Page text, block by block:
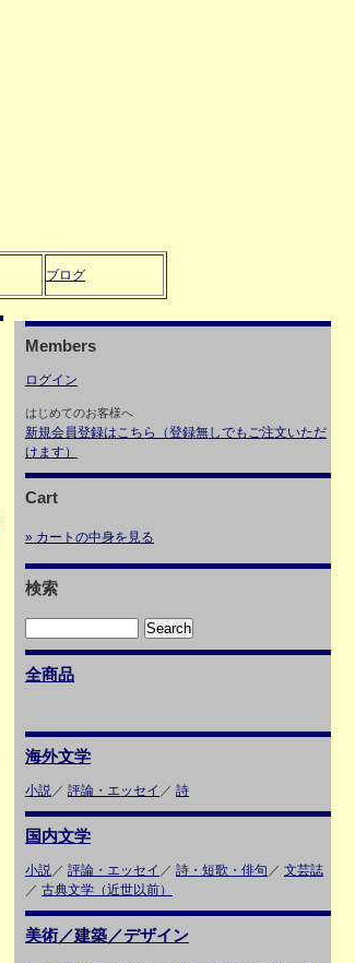
ブログ
Members
ログイン
はじめてのお客様へ
新規会員登録はこちら（登録無しでもご注文いただ
けます）
Cart
» カートの中身を見る
検索
全商品
海外文学
小説／ 評論・エッセイ ／ 詩
国内文学
小説／ 評論・エッセイ ／ 詩・短歌・俳句 ／ 文芸誌
／ 古典文学（近世以前）
美術／建築／デザイン